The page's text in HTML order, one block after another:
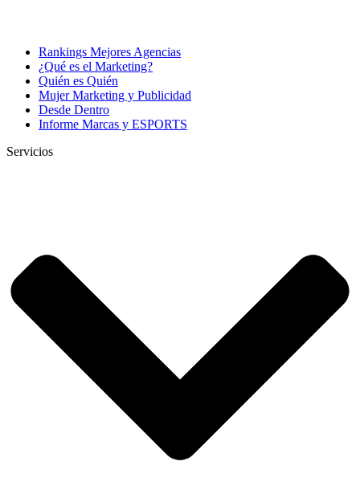
Rankings Mejores Agencias
¿Qué es el Marketing?
Quién es Quién
Mujer Marketing y Publicidad
Desde Dentro
Informe Marcas y ESPORTS
Servicios